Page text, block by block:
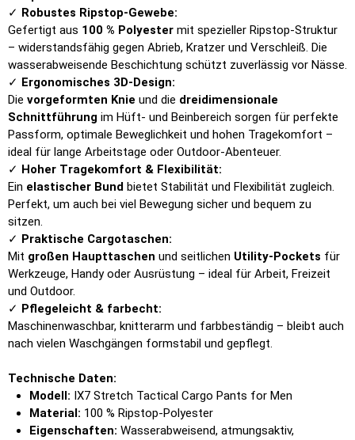
✓ Robustes Ripstop-Gewebe:
Gefertigt aus 100 % Polyester mit spezieller Ripstop-Struktur
– widerstandsfähig gegen Abrieb, Kratzer und Verschleiß. Die
wasserabweisende Beschichtung schützt zuverlässig vor Nässe.
✓ Ergonomisches 3D-Design:
Die vorgeformten Knie und die dreidimensionale
Schnittführung im Hüft- und Beinbereich sorgen für perfekte
Passform, optimale Beweglichkeit und hohen Tragekomfort –
ideal für lange Arbeitstage oder Outdoor-Abenteuer.
✓ Hoher Tragekomfort & Flexibilität:
Ein elastischer Bund bietet Stabilität und Flexibilität zugleich.
Perfekt, um auch bei viel Bewegung sicher und bequem zu
sitzen.
✓ Praktische Cargotaschen:
Mit großen Haupttaschen und seitlichen Utility-Pockets für
Werkzeuge, Handy oder Ausrüstung – ideal für Arbeit, Freizeit
und Outdoor.
✓ Pflegeleicht & farbecht:
Maschinenwaschbar, knitterarm und farbbeständig – bleibt auch
nach vielen Waschgängen formstabil und gepflegt.
Technische Daten:
Modell: IX7 Stretch Tactical Cargo Pants for Men
Material: 100 % Ripstop-Polyester
Eigenschaften: Wasserabweisend, atmungsaktiv,